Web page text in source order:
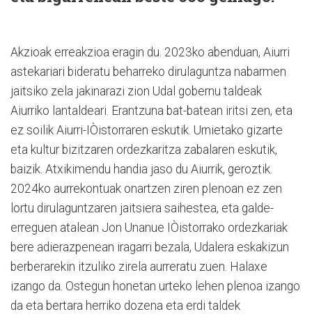
Akzioak erreakzioa eragin du. 2023ko abenduan, Aiurri
astekariari bideratu beharreko dirulaguntza nabarmen
jaitsiko zela jakinarazi zion Udal gobernu taldeak
Aiurriko lantaldeari. Erantzuna bat-batean iritsi zen, eta
ez soilik Aiurri-IÒistorraren eskutik. Urnietako gizarte
eta kultur bizitzaren ordezkaritza zabalaren eskutik,
baizik. Atxikimendu handia jaso du Aiurrik, geroztik.
2024ko aurrekontuak onartzen ziren plenoan ez zen
lortu dirulaguntzaren jaitsiera saihestea, eta galde-
erreguen atalean Jon Unanue IÒistorrako ordezkariak
bere adierazpenean iragarri bezala, Udalera eskakizun
berberarekin itzuliko zirela aurreratu zuen. Halaxe
izango da. Ostegun honetan urteko lehen plenoa izango
da eta bertara herriko dozena eta erdi taldek